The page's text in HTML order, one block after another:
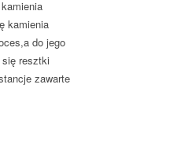
kamienia
do jego
resztki
zawarte